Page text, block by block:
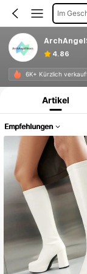
Im
4.86
6K+ Kürzlich
Produktinformation:
Artikel
Empfehlungen